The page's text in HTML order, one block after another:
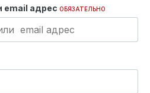
email адрес ОБЯЗАТЕЛЬНО